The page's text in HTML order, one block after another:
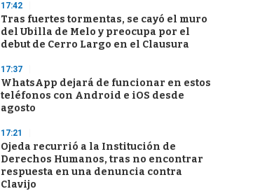
17:42
Tras fuertes tormentas, se cayó el muro
del Ubilla de Melo y preocupa por el
debut de Cerro Largo en el Clausura
17:37
WhatsApp dejará de funcionar en estos
teléfonos con Android e iOS desde
agosto
17:21
Ojeda recurrió a la Institución de
Derechos Humanos, tras no encontrar
respuesta en una denuncia contra
Clavijo